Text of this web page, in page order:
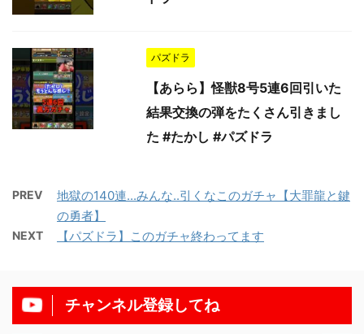
パズドラ
【あらら】怪獣8号5連6回引いた
結果交換の弾をたくさん引きまし
た #たかし #パズドラ
PREV
地獄の140連...みんな..引くなこのガチャ【大罪龍と鍵
の勇者】
NEXT 【パズドラ】このガチャ終わってます
チャンネル登録してね
11/13